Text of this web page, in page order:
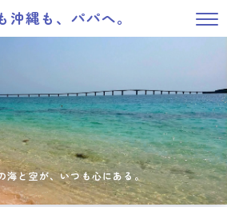
沖縄も、パパへ。